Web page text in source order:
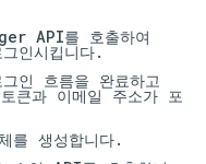
API를 호출하여
인시킵니다.
인 흐름을 완료하고
큰과 이메일 주소가 포
를 생성합니다.